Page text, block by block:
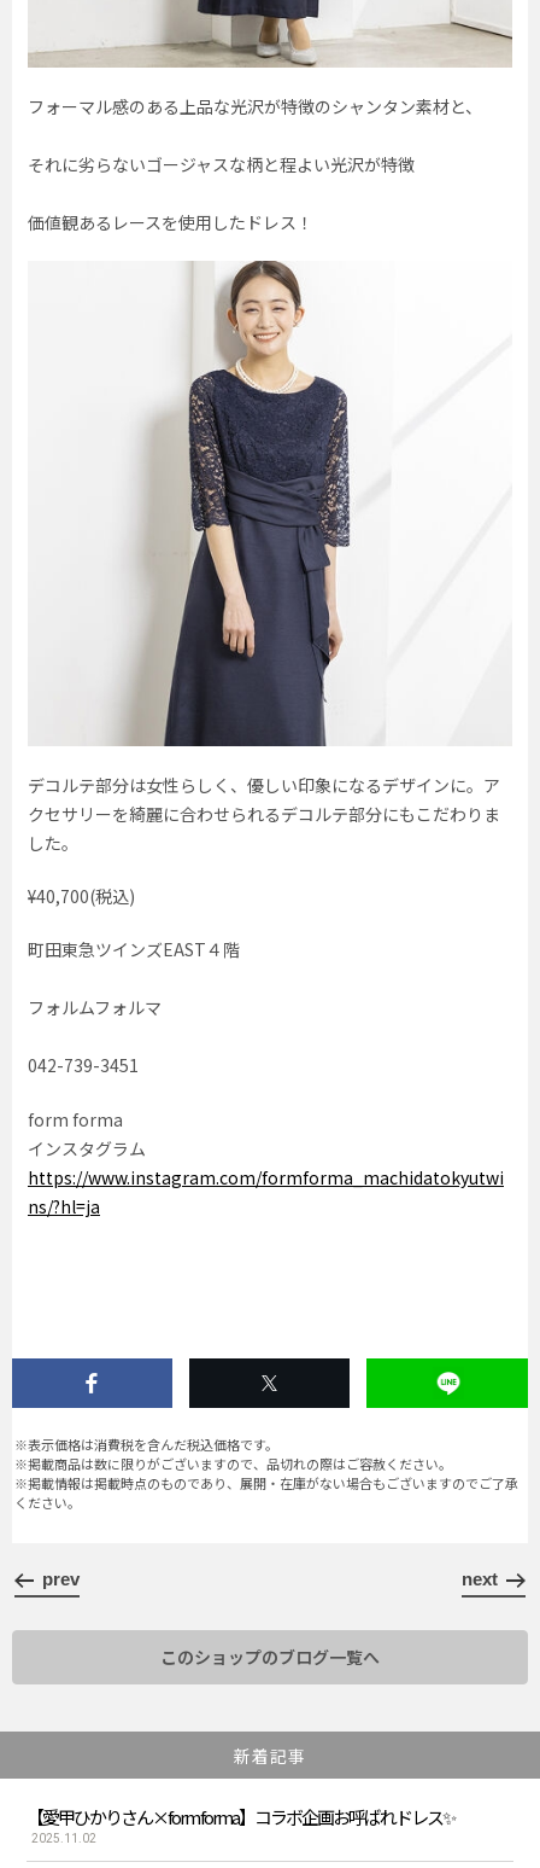
フォーマル感のある上品な光沢が特徴のシャンタン素材と、
それに劣らないゴージャスな柄と程よい光沢が特徴
価値観あるレースを使用したドレス！
デコルテ部分は女性らしく、優しい印象になるデザインに。ア
クセサリーを綺麗に合わせられるデコルテ部分にもこだわりま
した。
¥40,700(税込)
町田東急ツインズEAST４階
フォルムフォルマ
042-739-3451
form forma
インスタグラム
https://www.instagram.com/formforma_machidatokyutwi
ns/?hl=ja
※表示価格は消費税を含んだ税込価格です。
※掲載商品は数に限りがございますので、品切れの際はご容赦ください。
※掲載情報は掲載時点のものであり、展開・在庫がない場合もございますのでご了承
ください。
prev next
このショップのブログ一覧へ
新着記事
【愛甲ひかりさん×form forma】コラボ企画お呼ばれドレス✨
2025.11.02